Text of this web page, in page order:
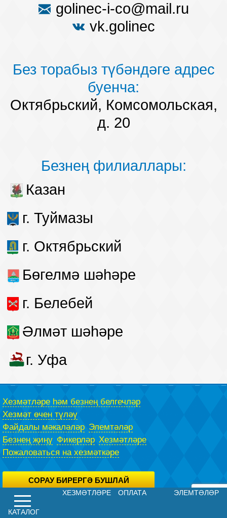
golinec-i-co@mail.ru
vk.golinec
Без торабыз түбәндәге адрес
буенча:
Октябрьский, Комсомольская,
д. 20
Безнең филиаллары:
Казан
г. Туймазы
г. Октябрьский
Бөгелмә шәһәре
г. Белебей
Әлмәт шәһәре
г. Уфа
Хезмәтләре һәм безнең белгечләр
Хезмәт өчен түләү
Файдалы мәкаләләр Элемтәләр
Безнең җиңү Фикерләр Хезмәтләре
Пожаловаться на хезмәткәре
СОРАУ БИРЕРГӘ БУШЛАЙ
Сез сорау бирергә юристу бушлай, воспользовавшись махсус
формасы.
Яшеренлек сәясәте
ХЕЗМӘТЛӘРЕ ОПЛАТА ЭЛЕМТӘЛӘР